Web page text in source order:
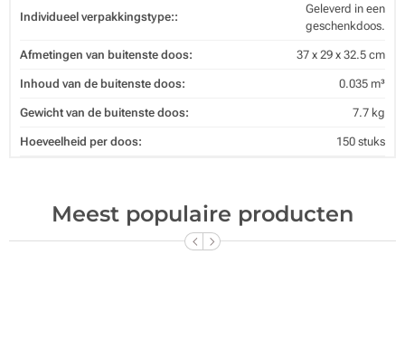
Individueel verpakkingstype::
Geleverd in een
geschenkdoos.
Afmetingen van buitenste doos: 37 x 29 x 32.5 cm
Inhoud van de buitenste doos: 0.035 m³
Gewicht van de buitenste doos: 7.7 kg
Hoeveelheid per doos: 150 stuks
Meest populaire producten